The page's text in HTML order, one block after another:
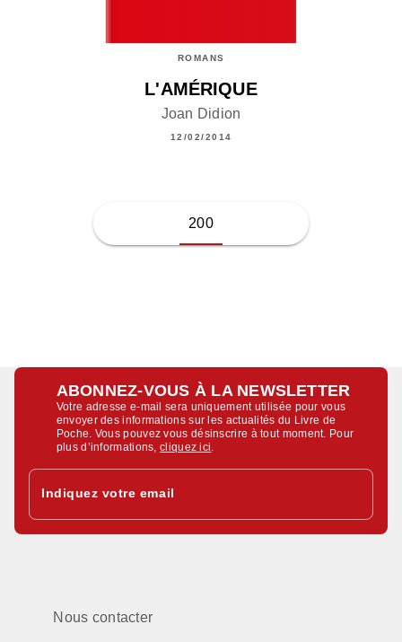
ROMANS
L'AMÉRIQUE
Joan Didion
12/02/2014
200
ABONNEZ-VOUS À LA NEWSLETTER
Votre adresse e-mail sera uniquement utilisée pour vous
envoyer des informations sur les actualités du Livre de
Poche. Vous pouvez vous désinscrire à tout moment. Pour
plus d’informations,cliquez ici
Indiquez votre email
Nous contacter